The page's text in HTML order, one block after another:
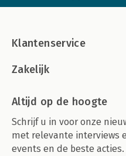
Klantenservice
Zakelijk
Altijd op de hoogte
Schrijf u in voor onze
met relevante interviews
events en de beste acties.